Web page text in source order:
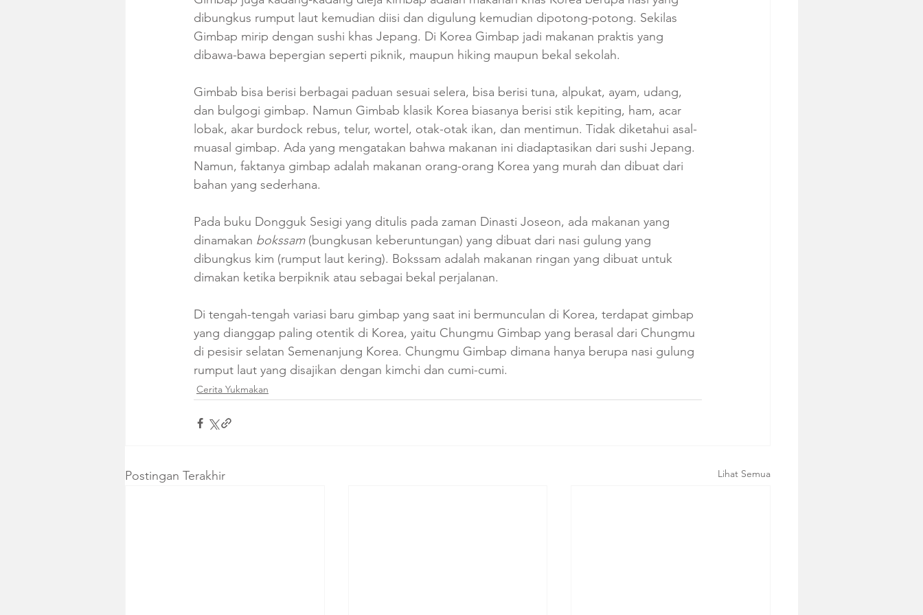
dibungkus rumput laut kemudian diisi dan digulung kemudian dipotong-potong. Sekilas
Gimbap mirip dengan sushi khas Jepang. Di Korea Gimbap jadi makanan praktis yang
dibawa-bawa bepergian seperti piknik, maupun hiking maupun bekal sekolah.
Gimbab bisa berisi berbagai paduan sesuai selera, bisa berisi tuna, alpukat, ayam, udang,
dan bulgogi gimbap. Namun Gimbab klasik Korea biasanya berisi stik kepiting, ham, acar
lobak, akar burdock rebus, telur, wortel, otak-otak ikan, dan mentimun. Tidak diketahui asal-
muasal gimbap. Ada yang mengatakan bahwa makanan ini diadaptasikan dari sushi Jepang.
Namun, faktanya gimbap adalah makanan orang-orang Korea yang murah dan dibuat dari
bahan yang sederhana.
Pada buku Dongguk Sesigi yang ditulis pada zaman Dinasti Joseon, ada makanan yang
dinamakan bokssam (bungkusan keberuntungan) yang dibuat dari nasi gulung yang
dibungkus kim (rumput laut kering). Bokssam adalah makanan ringan yang dibuat untuk
dimakan ketika berpiknik atau sebagai bekal perjalanan.
Di tengah-tengah variasi baru gimbap yang saat ini bermunculan di Korea, terdapat gimbap
yang dianggap paling otentik di Korea, yaitu Chungmu Gimbap yang berasal dari Chungmu
di pesisir selatan Semenanjung Korea. Chungmu Gimbap dimana hanya berupa nasi gulung
rumput laut yang disajikan dengan kimchi dan cumi-cumi.
Cerita Yukmakan
Postingan Terakhir Lihat Semua